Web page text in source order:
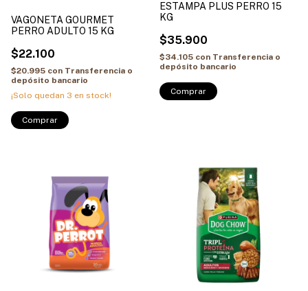
VAGONETA GOURMET
PERRO ADULTO 15 KG
$22.100
$20.995 con Transferencia o
depósito bancario
¡Solo quedan 3 en stock!
ESTAMPA PLUS PERRO 15
KG
$35.900
$34.105 con Transferencia o
depósito bancario